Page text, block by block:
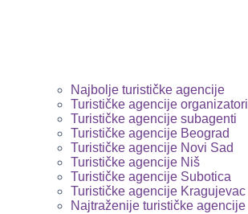
Najbolje turističke agencije
Turističke agencije organizatori
Turističke agencije subagenti
Turističke agencije Beograd
Turističke agencije Novi Sad
Turističke agencije Niš
Turističke agencije Subotica
Turističke agencije Kragujevac
Najtraženije turističke agencije